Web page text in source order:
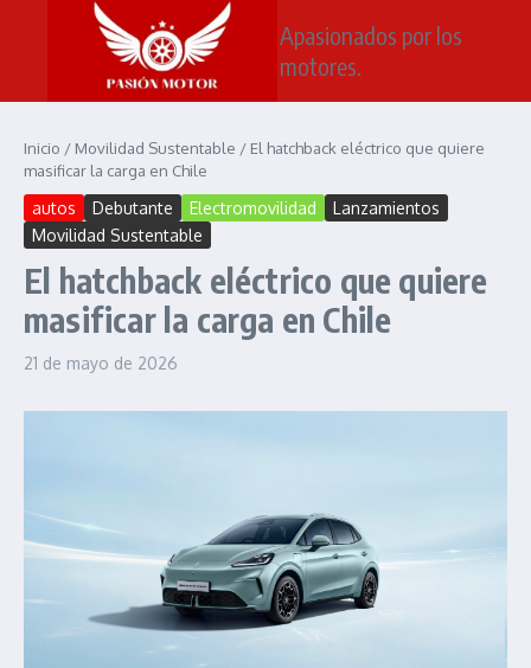
Saltar al contenido
Apasionados por los
motores.
Inicio / Movilidad Sustentable / El hatchback eléctrico que quiere
masificar la carga en Chile
autos Debutante Electromovilidad
Lanzamientos
Movilidad Sustentable
El hatchback eléctrico que quiere
masificar la carga en Chile
21 de mayo de 2026